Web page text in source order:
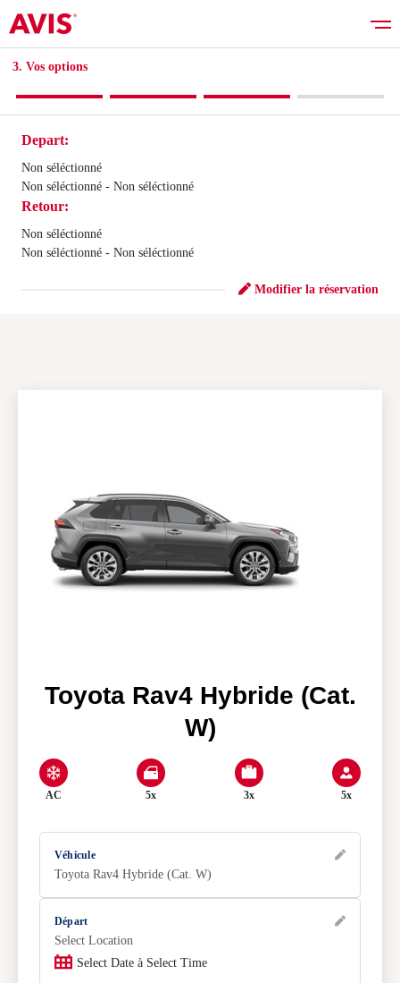
3. Vos options​
Depart:
Non séléctionné
Non séléctionné - Non séléctionné
Retour:
Non séléctionné
Non séléctionné - Non séléctionné
Modifier la réservation
Toyota Rav4 Hybride (Cat.
W)
AC 5x 3x 5x
Véhicule
Toyota Rav4 Hybride (Cat. W)
Départ
Select Location
Select Date à Select Time
Liste des véhicules
Actualités